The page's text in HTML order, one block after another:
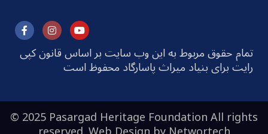
تمام حقوق مربوط به این وب سایت بر اساس قانون کپی
رایت برای بنیاد میراث پاسارگاد محفوظ است
© 2025 Pasargad Heritage Foundation All rights